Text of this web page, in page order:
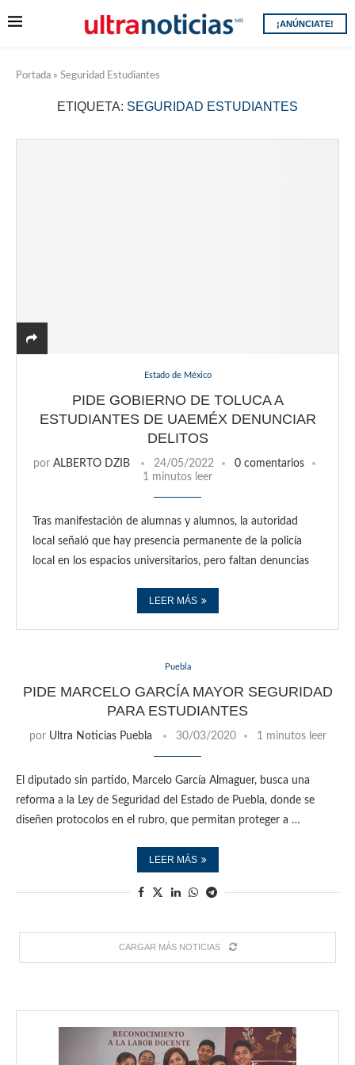
¡ANÚNCIATE!
Portada » Seguridad Estudiantes
ETIQUETA: SEGURIDAD ESTUDIANTES
Estado de México
PIDE GOBIERNO DE TOLUCA A
ESTUDIANTES DE UAEMÉX DENUNCIAR
DELITOS
por ALBERTO DZIB 24/05/2022
0 comentarios
1 minutos leer
Tras manifestación de alumnas y alumnos, la autoridad
local señaló que hay presencia permanente de la policía
local en los espacios universitarios, pero faltan denuncias
LEER MÁS
Puebla
PIDE MARCELO GARCÍA MAYOR SEGURIDAD
PARA ESTUDIANTES
por Ultra Noticias Puebla 30/03/2020 1 minutos leer
El diputado sin partido, Marcelo García Almaguer, busca una
reforma a la Ley de Seguridad del Estado de Puebla, donde se
diseñen protocolos en el rubro, que permitan proteger a …
LEER MÁS
CARGAR MÁS NOTICIAS